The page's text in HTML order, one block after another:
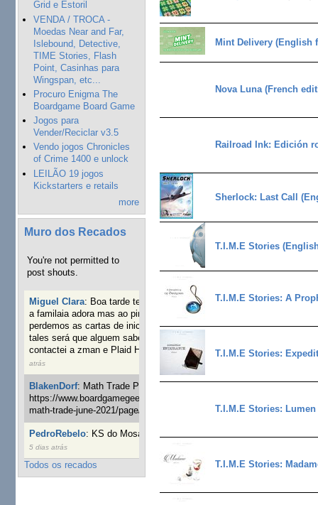
Grid e Estoril
VENDA / TROCA -
Moedas Near and Far,
Islebound, Detective,
TIME Stories, Flash
Point, Casinhas para
Wingspan, etc...
Procuro Enigma The
Boardgame Board Game
Jogos para
Vender/Reciclar v3.5
Vendo jogos Chronicles
of Crime 1400 e unlock
LEILÃO 19 jogos
Kickstarters e retails
more
Muro dos Recados
You're not permitted to
post shouts.
Miguel Clara: Boa tarde tenho jogo Mice and mistics que
a familaia adora mas ao pintarmos as miniaturas
perdemos as cartas de iniciaticva da expanção downood
tales será que alguem sabe onde adquirir as cartas já
contactei a zman e Plaid Hat e nada
19 semanas 22 horas
atrás
BlakenDorf: Math Trade Portuguesa a decorrer. Aqui:
https://www.boardgamegeek.com/geeklist/286035/portugal-
math-trade-june-2021/page/1
20 semanas 2 dias atrás
PedroRebelo: KS do Mosaic em 10 minutos :)
5 dias atrás
Todos os recados
Mint Delivery (English
Nova Luna (French
Railroad Ink: Edición
Sherlock: Last Call
T.I.M.E Stories
T.I.M.E Stories: A
T.I.M.E Stories:
T.I.M.E Stories:
T.I.M.E Stories: